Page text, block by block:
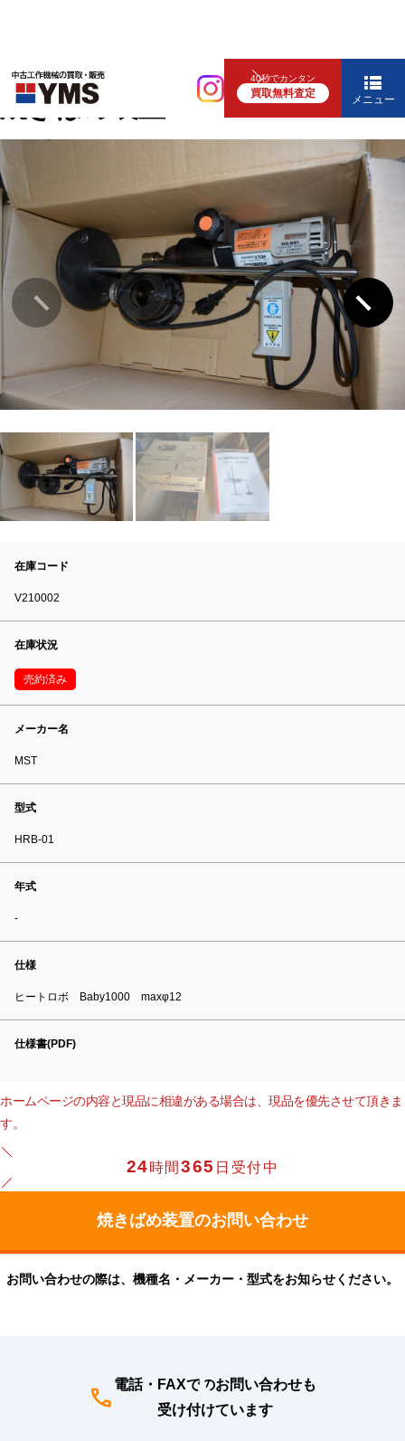
40秒でカンタン
買取無料査定 メニュー
ツーリング・切削工具
焼きばめ装置
在庫コード
V210002
在庫状況
売約済み
メーカー名
MST
型式
HRB-01
年式
-
仕様
ヒートロボ Baby1000 maxφ12
仕様書(PDF)
ホームページの内容と現品に相違がある場合は、現品を優先させて頂きま
す。
24時間365 日受付中
お問い合わせの際は、機種名・メーカー・型式をお知らせください。
電話・FAXでのお問い合わせも
受け付けています